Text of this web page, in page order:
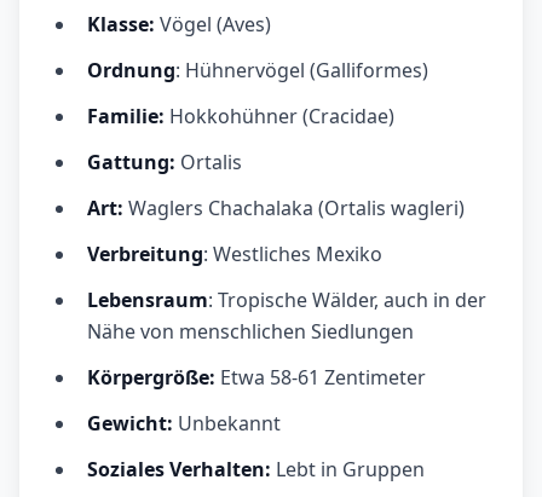
Klasse: Vögel (Aves)
Ordnung: Hühnervögel (Galliformes)
Familie: Hokkohühner (Cracidae)
Gattung: Ortalis
Art: Waglers Chachalaka (Ortalis wagleri)
Verbreitung: Westliches Mexiko
Lebensraum: Tropische Wälder, auch in der
Nähe von menschlichen Siedlungen
Körpergröße: Etwa 58-61 Zentimeter
Gewicht: Unbekannt
Soziales Verhalten: Lebt in Gruppen